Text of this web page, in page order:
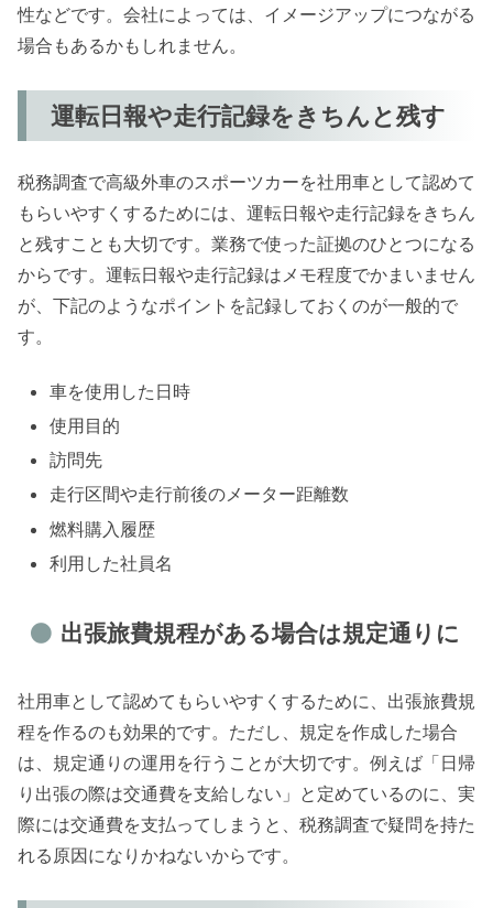
性などです。会社によっては、イメージアップにつながる
場合もあるかもしれません。
運転日報や走行記録をきちんと残す
税務調査で高級外車のスポーツカーを社用車として認めて
もらいやすくするためには、運転日報や走行記録をきちん
と残すことも大切です。業務で使った証拠のひとつになる
からです。運転日報や走行記録はメモ程度でかまいません
が、下記のようなポイントを記録しておくのが一般的で
す。
車を使用した日時
使用目的
訪問先
走行区間や走行前後のメーター距離数
燃料購入履歴
利用した社員名
出張旅費規程がある場合は規定通りに
社用車として認めてもらいやすくするために、出張旅費規
程を作るのも効果的です。ただし、規定を作成した場合
は、規定通りの運用を行うことが大切です。例えば「日帰
り出張の際は交通費を支給しない」と定めているのに、実
際には交通費を支払ってしまうと、税務調査で疑問を持た
れる原因になりかねないからです。